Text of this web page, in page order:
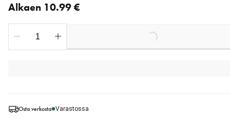
Osta verkosta Varastossa
Alkaen 10.99 €
Loading...